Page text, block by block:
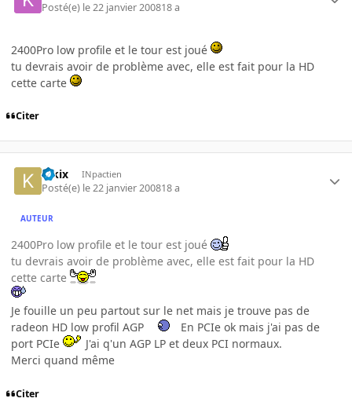
Posté(e) le 22 janvier 200818 a
2400Pro low profile et le tour est joué
tu devrais avoir de problème avec, elle est fait pour la HD
cette carte
Citer
kikix INpactien
Posté(e) le 22 janvier 200818 a
AUTEUR
2400Pro low profile et le tour est joué
tu devrais avoir de problème avec, elle est fait pour la HD
cette carte
Je fouille un peu partout sur le net mais je trouve pas de
radeon HD low profil AGP
En PCIe ok mais j'ai pas de
port PCIe
J'ai q'un AGP LP et deux PCI normaux.
Merci quand même
Citer